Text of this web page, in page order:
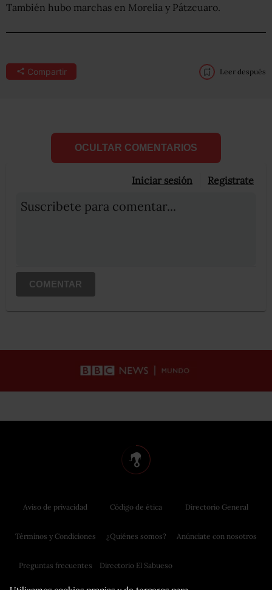
También hubo marchas en Morelia y Pátzcuaro.
Compartir Leer después
OCULTAR COMENTARIOS
Iniciar sesión Registrate
Suscribete para comentar...
COMENTAR
Aviso de privacidad
Términos y Condiciones
Preguntas frecuentes
Código de ética
¿Quiénes somos?
Directorio El Sabueso
Directorio General
Anúnciate con nosotros